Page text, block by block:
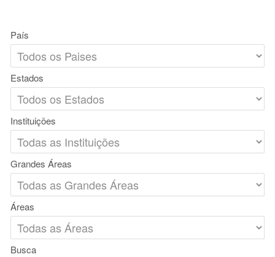
País
Estados
Instituições
Grandes Áreas
Áreas
Busca